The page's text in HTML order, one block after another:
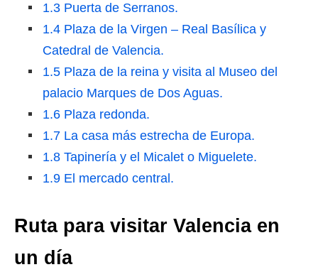
1.3 Puerta de Serranos.
1.4 Plaza de la Virgen – Real Basílica y
Catedral de Valencia.
1.5 Plaza de la reina y visita al Museo del
palacio Marques de Dos Aguas.
1.6 Plaza redonda.
1.7 La casa más estrecha de Europa.
1.8 Tapinería y el Micalet o Miguelete.
1.9 El mercado central.
Ruta para visitar Valencia en
un día